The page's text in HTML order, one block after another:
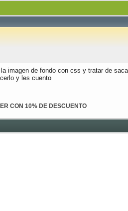
imagen de fondo con css y tratar de
y les cuento
CON 10% DE DESCUENTO